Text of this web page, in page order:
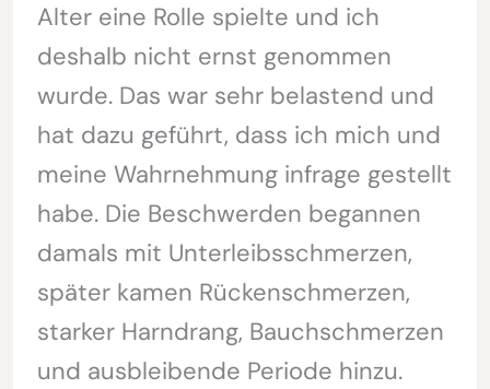
Alter eine Rolle spielte und ich
deshalb nicht ernst genommen
wurde. Das war sehr belastend und
hat dazu geführt, dass ich mich und
meine Wahrnehmung infrage gestellt
habe. Die Beschwerden begannen
damals mit Unterleibsschmerzen,
später kamen Rückenschmerzen,
starker Harndrang, Bauchschmerzen
und ausbleibende Periode hinzu.